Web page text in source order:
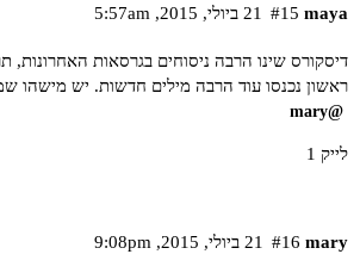
maya 21 ביולי,‏ 2015,‏ 5:57am #15
דיסקורס שינו הרבה ניסוחים בגרסאות האחרונות,
ראשון נכנסו עוד הרבה מילים חדשות. יש מישהו
@mary
לייק 1
mary 21 ביולי,‏ 2015,‏ 9:08pm #16